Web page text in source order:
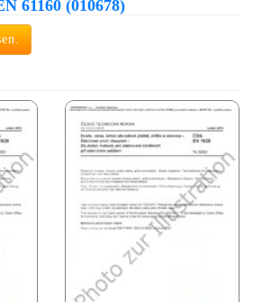
61160 (010678)